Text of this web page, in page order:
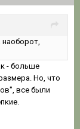
наоборот,
- больше
Но, что
все были